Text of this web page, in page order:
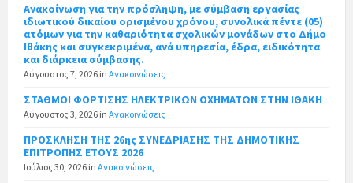
Ανακοίνωση για την πρόσληψη, με σύμβαση εργασίας
ιδιωτικού δικαίου ορισμένου χρόνου, συνολικά πέντε (05)
ατόμων για την καθαριότητα σχολικών μονάδων στο Δήμο
Ιθάκης και συγκεκριμένα, ανά υπηρεσία, έδρα, ειδικότητα
και διάρκεια σύμβασης.
Αύγουστος 7, 2026 in Ανακοινώσεις
ΣΤΑΘΜΟΙ ΦΟΡΤΙΣΗΣ ΗΛΕΚΤΡΙΚΩΝ ΟΧΗΜΑΤΩΝ ΣΤΗΝ ΙΘΑΚΗ
Αύγουστος 3, 2026 in Ανακοινώσεις
ΠΡΟΣΚΛΗΣΗ ΤΗΣ 26ης ΣΥΝΕΔΡΙΑΣΗΣ ΤΗΣ ΔΗΜΟΤΙΚΗΣ
ΕΠΙΤΡΟΠΗΣ ΕΤΟΥΣ 2026
Ιούλιος 30, 2026 in Ανακοινώσεις